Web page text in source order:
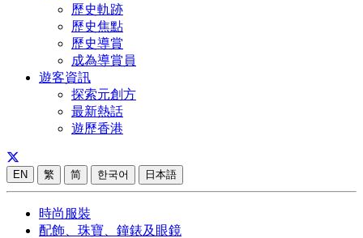
歷史軌跡
歷史焦點
歷史導賞
成為導賞員
遊客資訊
探索元創方
最新熱話
遊歷香港
EN 繁 简 한국어 日本語
時尚服裝
配飾、珠寶、鐘錶及眼鏡